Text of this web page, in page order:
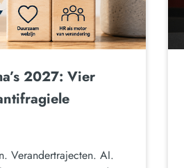
2027: Vier
Verandertrajecten. AI.